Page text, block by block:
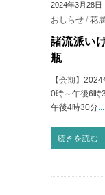
2024年3月28日
おしらせ / 花展
諸流派い
瓶
【会期】
0時～午後6時
午後4時30分...
続きを読む